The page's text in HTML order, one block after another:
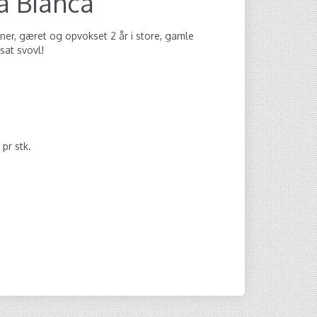
gæret og opvokset 2 år i store, gamle
svovl!
pr stk.